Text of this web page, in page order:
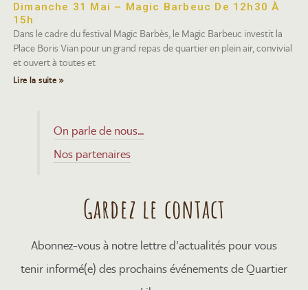
Dimanche 31 Mai – Magic Barbeuc De 12h30 À
15h
Dans le cadre du festival Magic Barbès, le Magic Barbeuc investit la
Place Boris Vian pour un grand repas de quartier en plein air, convivial
et ouvert à toutes et
Lire la suite »
On parle de nous…
Nos partenaires
Gardez le contact
Abonnez-vous à notre lettre d’actualités pour vous
tenir informé(e) des prochains événements de Quartier